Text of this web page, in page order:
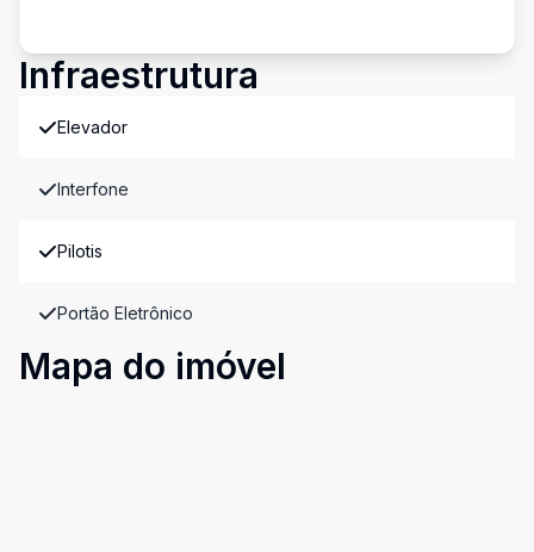
Infraestrutura
Elevador
Interfone
Pilotis
Portão Eletrônico
Mapa do imóvel